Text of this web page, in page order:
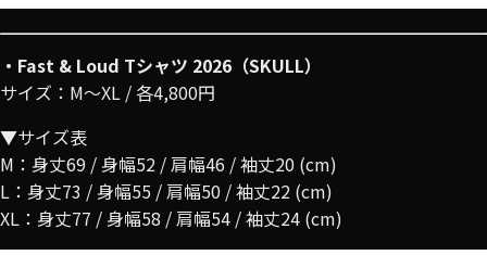
・Fast & Loud Tシャツ 2026（SKULL）
サイズ：M〜XL / 各4,800円
▼サイズ表
M：身丈69 / 身幅52 / 肩幅46 / 袖丈20 (cm)
L：身丈73 / 身幅55 / 肩幅50 / 袖丈22 (cm)
XL：身丈77 / 身幅58 / 肩幅54 / 袖丈24 (cm)